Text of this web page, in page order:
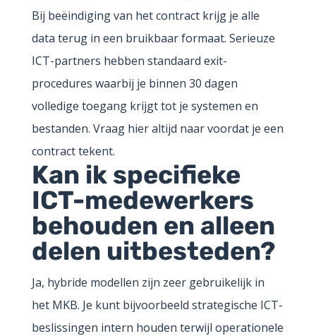
Bij beëindiging van het contract krijg je alle
data terug in een bruikbaar formaat. Serieuze
ICT-partners hebben standaard exit-
procedures waarbij je binnen 30 dagen
volledige toegang krijgt tot je systemen en
bestanden. Vraag hier altijd naar voordat je een
contract tekent.
Kan ik specifieke
ICT-medewerkers
behouden en alleen
delen uitbesteden?
Ja, hybride modellen zijn zeer gebruikelijk in
het MKB. Je kunt bijvoorbeeld strategische ICT-
beslissingen intern houden terwijl operationele